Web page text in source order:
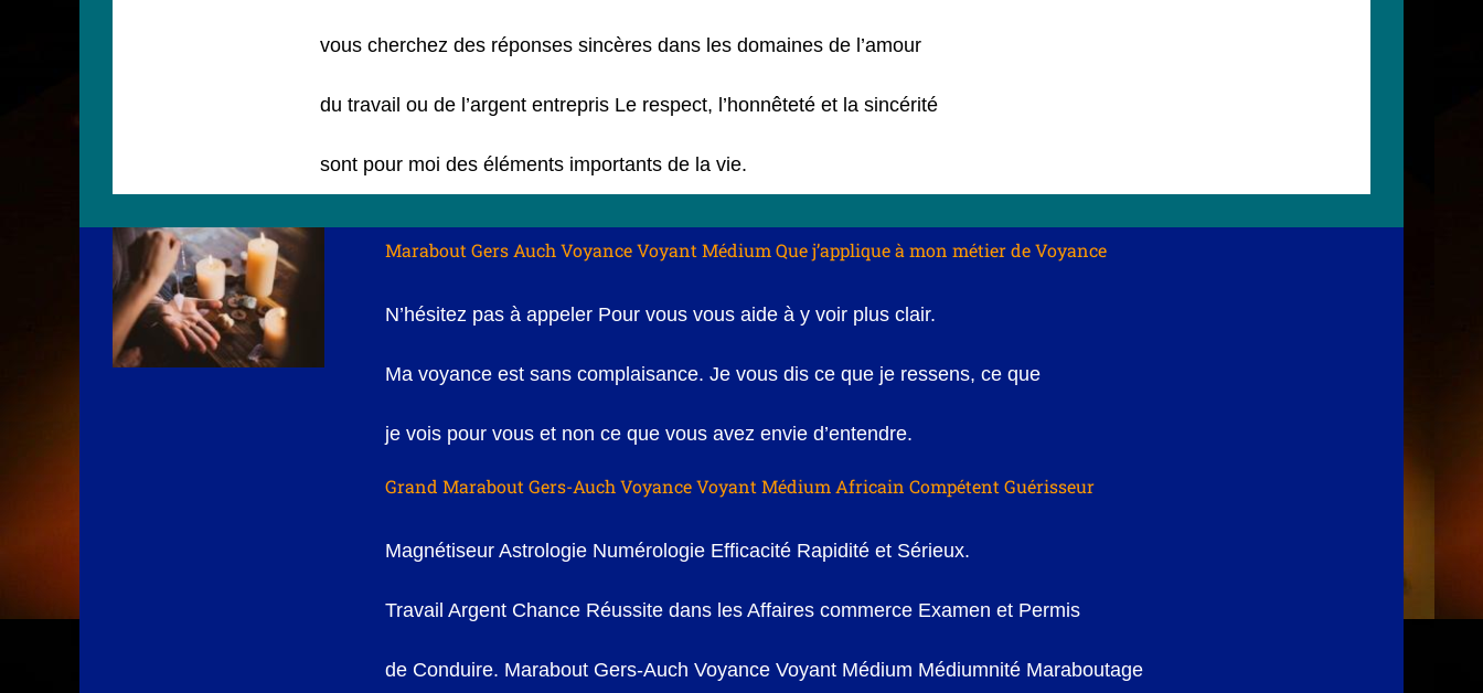
vous cherchez des réponses sincères dans les domaines de l’amour
du travail ou de l’argent entrepris Le respect, l’honnêteté et la sincérité
sont pour moi des éléments importants de la vie.
Marabout Gers Auch Voyance Voyant Médium Que j’applique à mon métier de Voyance
N’hésitez pas à appeler Pour vous vous aide à y voir plus clair.
Ma voyance est sans complaisance. Je vous dis ce que je ressens, ce que
je vois pour vous et non ce que vous avez envie d’entendre.
Grand Marabout Gers-Auch Voyance Voyant Médium Africain Compétent Guérisseur
Magnétiseur Astrologie Numérologie Efficacité Rapidité et Sérieux.
Travail Argent Chance Réussite dans les Affaires commerce Examen et Permis
de Conduire. Marabout Gers-Auch Voyance Voyant Médium Médiumnité Maraboutage